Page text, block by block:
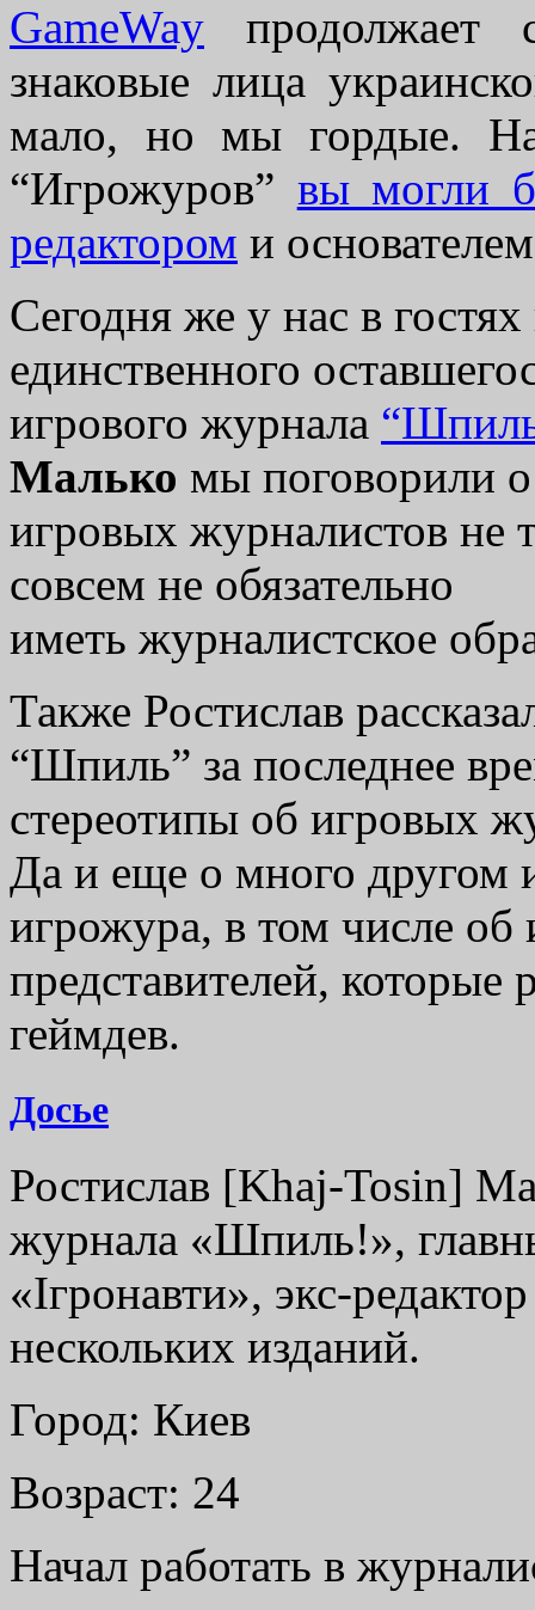
GameWay продолжает
знаковые лица
мало, но мы гордые.
“Игрожуров” вы могли
редактором и
Сегодня же у нас в
единственного
игрового журнала
Малько мы поговорили
игровых журналистов не
совсем не обязательно
иметь журналистское
Также Ростислав
“Шпиль” за последнее
стереотипы об игровых
Да и еще о много другом
игрожура, в том числе об
представителей,
геймдев.
Досье
Ростислав [Khaj-Tosin]
журнала «Шпиль!»,
«Ігронавти», экс-
нескольких изданий.
Город: Киев
Возраст: 24
Начал работать в